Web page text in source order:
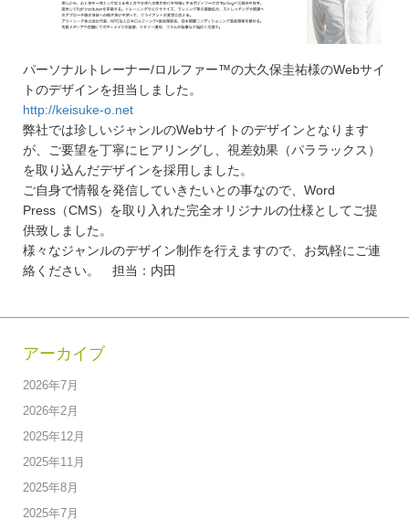
パーソナルトレーナー/ロルファー™の大久保圭祐様のWebサイ
トのデザインを担当しました。
http://keisuke-o.net
弊社では珍しいジャンルのWebサイトのデザインとなります
が、ご要望を丁寧にヒアリングし、視差効果（パララックス）
を取り込んだデザインを採用しました。
ご自身で情報を発信していきたいとの事なので、Word
Press（CMS）を取り入れた完全オリジナルの仕様としてご提
供致しました。
様々なジャンルのデザイン制作を行えますので、お気軽にご連
絡ください。 担当：内田
アーカイブ
2026年7月
2026年2月
2025年12月
2025年11月
2025年8月
2025年7月